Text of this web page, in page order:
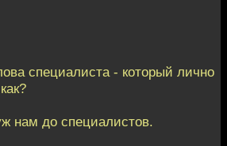
специалиста - который лично
нам до специалистов.